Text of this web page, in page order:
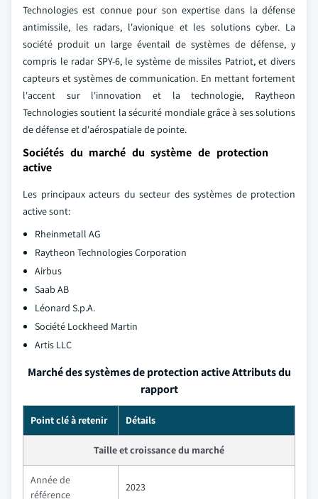
Technologies est connue pour son expertise dans la défense
antimissile, les radars, l'avionique et les solutions cyber. La
société produit un large éventail de systèmes de défense, y
compris le radar SPY-6, le système de missiles Patriot, et divers
capteurs et systèmes de communication. En mettant fortement
l'accent sur l'innovation et la technologie, Raytheon
Technologies soutient la sécurité mondiale grâce à ses solutions
de défense et d'aérospatiale de pointe.
Sociétés du marché du système de protection
active
Les principaux acteurs du secteur des systèmes de protection
active sont:
Rheinmetall AG
Raytheon Technologies Corporation
Airbus
Saab AB
Léonard S.p.A.
Société Lockheed Martin
Artis LLC
Marché des systèmes de protection active Attributs du
rapport
Point clé à retenir Détails
Taille et croissance du marché
Année de
référence
2023